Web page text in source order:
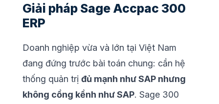
Giải pháp Sage Accpac 300
ERP
Doanh nghiệp vừa và lớn tại Việt Nam
đang đứng trước bài toán chung: cần hệ
thống quản trị đủ mạnh như SAP nhưng
không cồng kềnh như SAP. Sage 300